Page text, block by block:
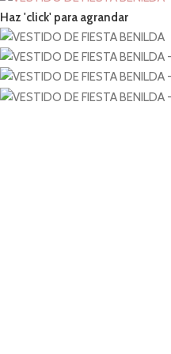
Haz 'click' para agrandar